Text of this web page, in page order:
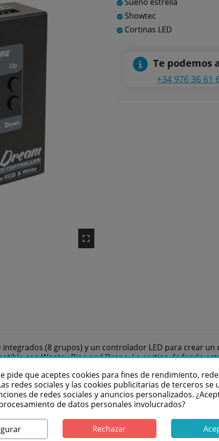
Showtec
Cortinas LED
Te podemos
+34 976 36 61
(8 grupos) y un controlador LED para crear
con Wentex Pipe and Drape. La cortina de fondo
Star Dream. Para dos Star Dreams recomendamos el
pide que aceptes cookies para fines de rendimiento,
redes sociales y las cookies publicitarias de terceros se
de redes sociales y anuncios personalizados.
de datos personales involucrados?
Rechazar